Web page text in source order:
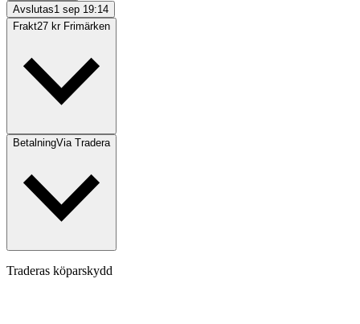
Avslutas1 sep 19:14
Frakt27 kr Frimärken
BetalningVia Tradera
Traderas köparskydd